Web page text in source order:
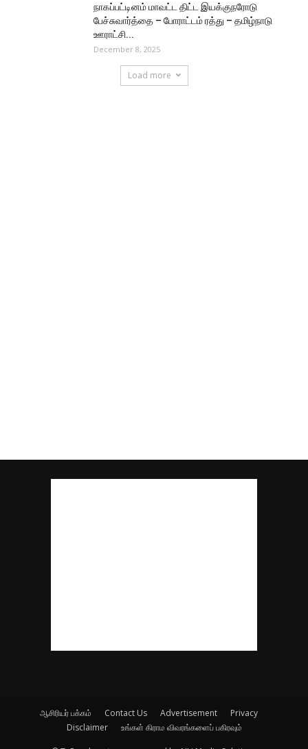
நாகப்பட்டினம் மாவட்ட திட்ட இயக்குநரோடு
பேச்சுவார்த்தை – போராட்டம் ரத்து – தமிழ்நாடு
ஊராட்சி...
December 8, 2025
Load more
ஆசிரியர் பக்கம் Contact Us Advertisement
Privacy
Disclaimer
உங்கள் கிராம விவரங்களைப் பகிரவும்